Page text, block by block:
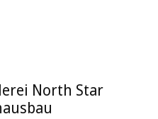
North Star